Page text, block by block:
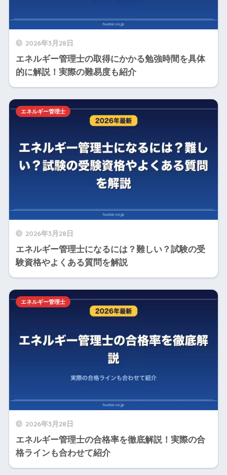
2026年3月28日
エネルギー管理士の取得にかかる勉強時間を具体
的に解説！実際の難易度も紹介
2026年3月28日
エネルギー管理士になるには？難しい？試験の受
験資格やよくある質問を解説
エネルギー管理士
2026年3月28日
エネルギー管理士の合格率を徹底解説！実際の合
格ラインも合わせて紹介
エネルギー管理士